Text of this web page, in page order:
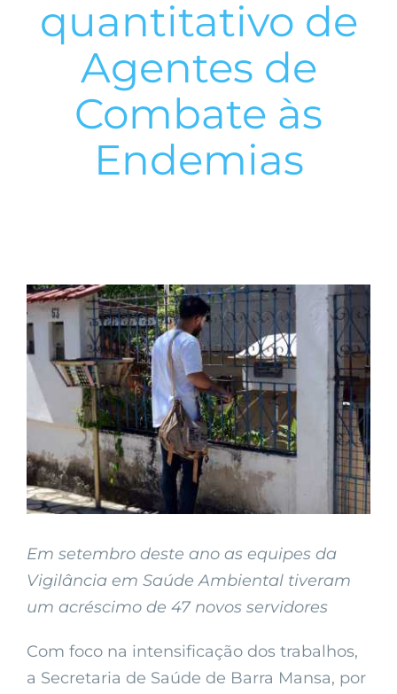
quantitativo de
Agentes de
Combate às
Endemias
View
Larger
Image
Em setembro deste ano as equipes da
Vigilância em Saúde Ambiental tiveram
um acréscimo de 47 novos servidores
Com foco na intensificação dos trabalhos,
a Secretaria de Saúde de Barra Mansa, por